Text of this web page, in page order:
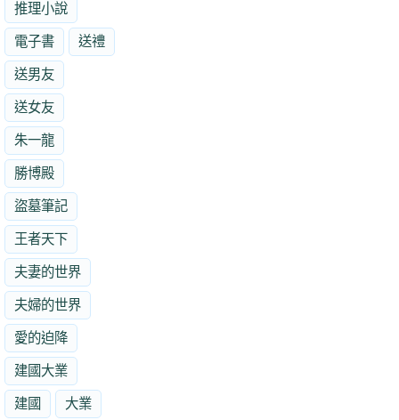
推理小說
電子書 送禮
送男友
送女友
朱一龍
勝博殿
盜墓筆記
王者天下
夫妻的世界
夫婦的世界
愛的迫降
建國大業
建國 大業